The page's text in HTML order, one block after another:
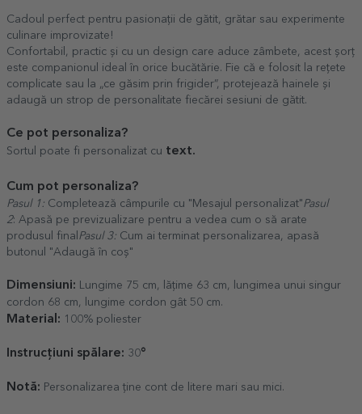
Cadoul perfect pentru pasionații de gătit, grătar sau experimente
culinare improvizate!
Confortabil, practic și cu un design care aduce zâmbete, acest șorț
este companionul ideal în orice bucătărie. Fie că e folosit la rețete
complicate sau la „ce găsim prin frigider”, protejează hainele și
adaugă un strop de personalitate fiecărei sesiuni de gătit.
Ce pot personaliza?
Sortul poate fi personalizat cu text.
Cum pot personaliza?
Pasul 1: Completează câmpurile cu "Mesajul personalizat"Pasul
2: Apasă pe previzualizare pentru a vedea cum o să arate
produsul final Pasul 3: Cum ai terminat personalizarea, apasă
butonul "Adaugă în coș"
Dimensiuni: Lungime 75 cm, lățime 63 cm, lungimea unui singur
cordon 68 cm, lungime cordon gât 50 cm.
Material: 100% poliester
Instrucțiuni spălare: 30°
Notă: Personalizarea ține cont de litere mari sau mici.